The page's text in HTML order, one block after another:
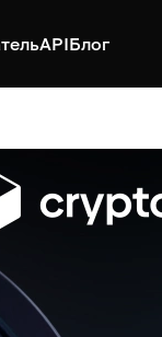
APIБлог